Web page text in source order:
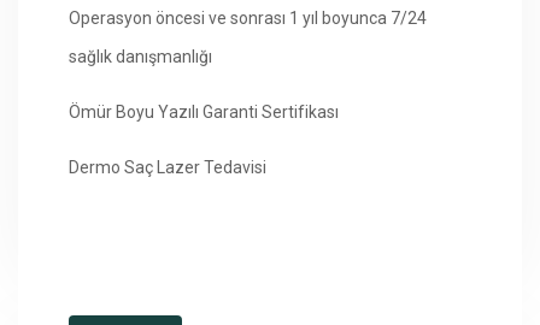
Operasyon öncesi ve sonrası 1 yıl boyunca 7/24
sağlık danışmanlığı
Ömür Boyu Yazılı Garanti Sertifikası
Dermo Saç Lazer Tedavisi